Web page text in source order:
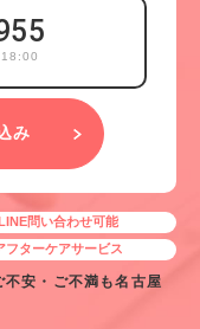
18:00
み
問い合わせ可能
フターケアサービス
安・ご不満も名古屋